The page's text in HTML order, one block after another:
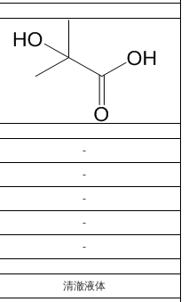
-
-
-
-
-
清澈液体